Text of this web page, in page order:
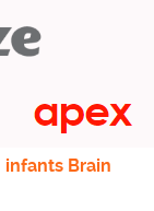
infants Brain